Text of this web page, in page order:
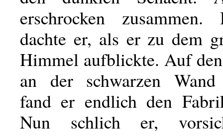
erschrocken
dachte er, als er zu dem
Himmel aufblickte. Auf
an der schwarzen Wand
fand er endlich den
Nun schlich er,